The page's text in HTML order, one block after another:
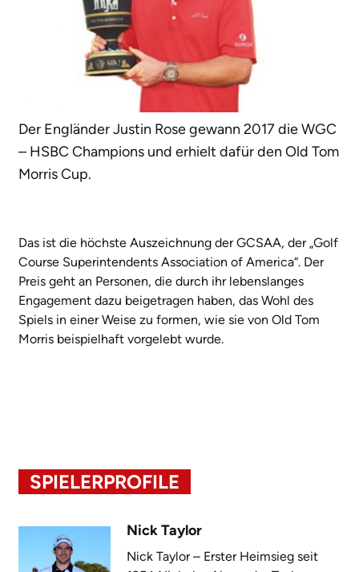
Der Engländer Justin Rose gewann 2017 die WGC
– HSBC Champions und erhielt dafür den Old Tom
Morris Cup.
Das ist die höchste Auszeichnung der GCSAA, der „Golf
Course Superintendents Association of America“. Der
Preis geht an Personen, die durch ihr lebenslanges
Engagement dazu beigetragen haben, das Wohl des
Spiels in einer Weise zu formen, wie sie von Old Tom
Morris beispielhaft vorgelebt wurde.
SPIELERPROFILE
Nick Taylor
Nick Taylor – Erster Heimsieg seit